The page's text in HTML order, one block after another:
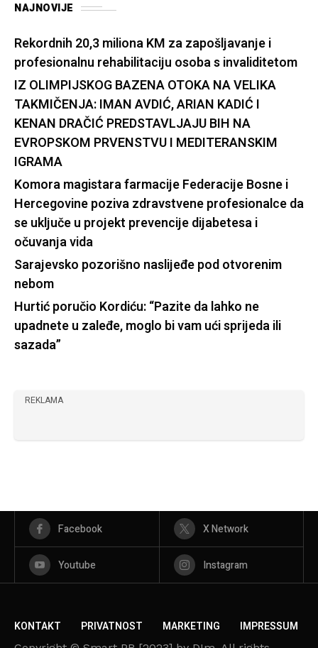
NAJNOVIJE
Rekordnih 20,3 miliona KM za zapošljavanje i
profesionalnu rehabilitaciju osoba s invaliditetom
IZ OLIMPIJSKOG BAZENA OTOKA NA VELIKA
TAKMIČENJA: IMAN AVDIĆ, ARIAN KADIĆ I
KENAN DRAČIĆ PREDSTAVLJAJU BIH NA
EVROPSKOM PRVENSTVU I MEDITERANSKIM
IGRAMA
Komora magistara farmacije Federacije Bosne i
Hercegovine poziva zdravstvene profesionalce da
se uključe u projekt prevencije dijabetesa i
očuvanja vida
Sarajevsko pozorišno naslijeđe pod otvorenim
nebom
Hurtić poručio Kordiću: “Pazite da lahko ne
upadnete u zaleđe, moglo bi vam ući sprijeda ili
sazada”
REKLAMA
Facebook X Network
Youtube Instagram
KONTAKT PRIVATNOST MARKETING IMPRESSUM